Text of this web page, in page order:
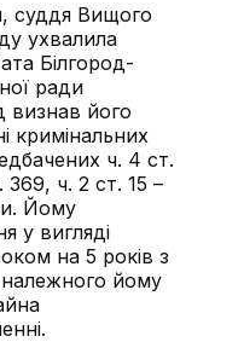
суддя Вищого
ухвалила
Білгород-
ради
визнав його
кримінальних
ч. 4 ст.
369, ч. 2 ст. 15 –
Йому
у вигляді
на 5 років з
належного йому